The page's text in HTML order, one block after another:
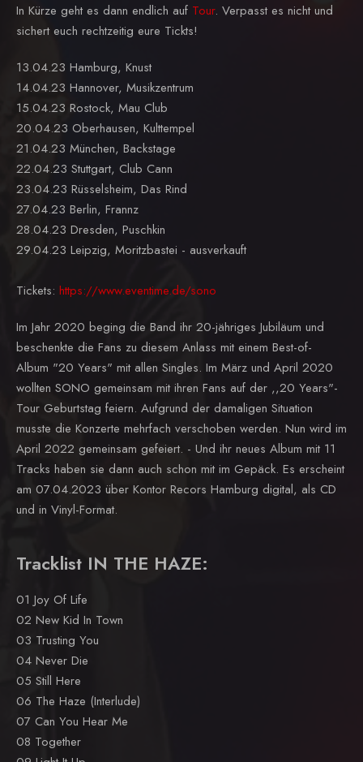
In Kürze geht es dann endlich auf Tour. Verpasst es nicht und
sichert euch rechtzeitig eure Tickts!
13.04.23 Hamburg, Knust
14.04.23 Hannover, Musikzentrum
15.04.23 Rostock, Mau Club
20.04.23 Oberhausen, Kulttempel
21.04.23 München, Backstage
22.04.23 Stuttgart, Club Cann
23.04.23 Rüsselsheim, Das Rind
27.04.23 Berlin, Frannz
28.04.23 Dresden, Puschkin
29.04.23 Leipzig, Moritzbastei - ausverkauft
Tickets: https://www.eventime.de/sono
Im Jahr 2020 beging die Band ihr 20-jähriges Jubiläum und
beschenkte die Fans zu diesem Anlass mit einem Best-of-
Album "20 Years" mit allen Singles. Im März und April 2020
wollten SONO gemeinsam mit ihren Fans auf der ,,20 Years"-
Tour Geburtstag feiern. Aufgrund der damaligen Situation
musste die Konzerte mehrfach verschoben werden. Nun wird im
April 2022 gemeinsam gefeiert. - Und ihr neues Album mit 11
Tracks haben sie dann auch schon mit im Gepäck. Es erscheint
am 07.04.2023 über Kontor Recors Hamburg digital, als CD
und in Vinyl-Format.
Tracklist IN THE HAZE:
01 Joy Of Life
02 New Kid In Town
03 Trusting You
04 Never Die
05 Still Here
06 The Haze (Interlude)
07 Can You Hear Me
08 Together